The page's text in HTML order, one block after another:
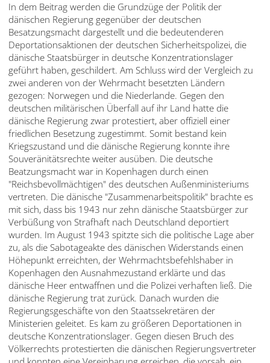
In dem Beitrag werden die Grundzüge der Politik der
dänischen Regierung gegenüber der deutschen
Besatzungsmacht dargestellt und die bedeutenderen
Deportationsaktionen der deutschen Sicherheitspolizei, die
dänische Staatsbürger in deutsche Konzentrationslager
geführt haben, geschildert. Am Schluss wird der Vergleich zu
zwei anderen von der Wehrmacht besetzten Ländern
gezogen: Norwegen und die Niederlande. Gegen den
deutschen militärischen Überfall auf ihr Land hatte die
dänische Regierung zwar protestiert, aber offiziell einer
friedlichen Besetzung zugestimmt. Somit bestand kein
Kriegszustand und die dänische Regierung konnte ihre
Souveränitätsrechte weiter ausüben. Die deutsche
Beatzungsmacht war in Kopenhagen durch einen
"Reichsbevollmächtigen" des deutschen Außenministeriums
vertreten. Die dänische "Zusammenarbeitspolitik" brachte es
mit sich, dass bis 1943 nur zehn dänische Staatsbürger zur
Verbüßung von Strafhaft nach Deutschland deportiert
wurden. Im August 1943 spitzte sich die politische Lage aber
zu, als die Sabotageakte des dänischen Widerstands einen
Höhepunkt erreichten, der Wehrmachtsbefehlshaber in
Kopenhagen den Ausnahmezustand erklärte und das
dänische Heer entwaffnen und die Polizei verhaften ließ. Die
dänische Regierung trat zurück. Danach wurden die
Regierungsgeschäfte von den Staatssekretären der
Ministerien geleitet. Es kam zu größeren Deportationen in
deutsche Konzentrationslager. Gegen diesen Bruch des
Völkerrechts protestierten die dänischen Regierungsvertreter